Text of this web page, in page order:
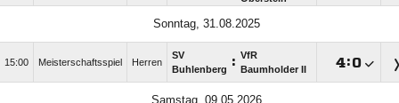
Sonntag, 31.08.2025
15:00 Meisterschaftsspiel Herren
SV
Buhlenberg : VfR
Baumholder II
:
Samstag, 09.05.2026